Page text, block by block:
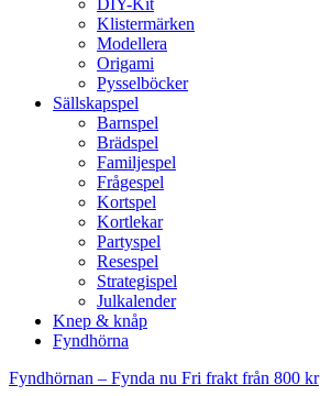
DIY-Kit
Klistermärken
Modellera
Origami
Pysselböcker
Sällskapspel
Barnspel
Brädspel
Familjespel
Frågespel
Kortspel
Kortlekar
Partyspel
Resespel
Strategispel
Julkalender
Knep & knåp
Fyndhörna
Fyndhörnan – Fynda nu Fri frakt från 800 kr